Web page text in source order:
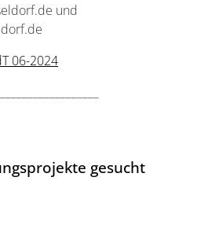
und
06-2024
gesucht